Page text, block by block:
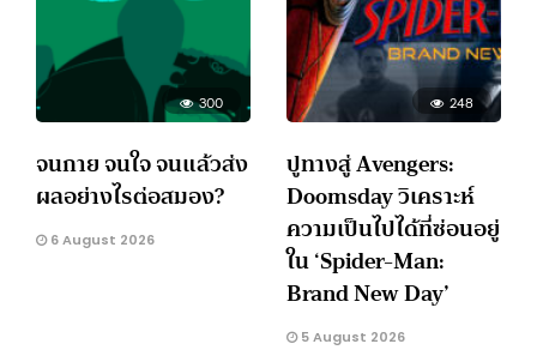
300
จนกาย จนใจ จนแล้วส่ง
ผลอย่างไรต่อสมอง?
6 August 2026
248
ปูทางสู่ Avengers:
Doomsday วิเคราะห์
ความเป็นไปได้ที่ซ่อนอยู่
ใน ‘Spider-Man:
Brand New Day’
5 August 2026